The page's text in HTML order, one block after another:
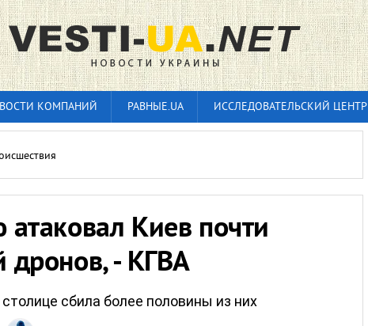
КОМПАНИЙ РАВНЫЕ.UA ИССЛЕДОВАТЕЛЬСКИЙ ЦЕНТР
атаковал Киев почти
дронов, - КГВА
сбила более половины из них